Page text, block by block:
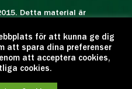
Detta material är
är förbjuden.
ange källan:
Ansvarig utgivare:
för att kunna ge dig
att spara dina preferenser
att acceptera cookies,
cookies.